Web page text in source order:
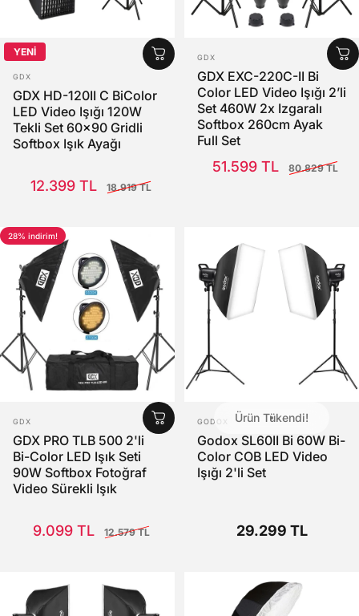
YENİ
SATICI:
GDX
GDX HD-120II C BiColor
LED Video Işığı 120W
Tekli Set 60x90 Gridli
Softbox Işık Ayağı
12.399 TL
18.919 TL
SATICI:
GDX
GDX EXC-220C-II Bi
Color LED Video Işığı 2’li
Set 460W 2x Izgaralı
Softbox 260cm Ayak
Full Set
51.599 TL
80.829 TL
28% indirim!
SATICI:
GDX
GDX PRO TLB 500 2'li
Bi-Color LED Işık Seti
90W Softbox Fotoğraf
Video Sürekli Işık
9.099 TL
12.579 TL
Ürün Tükendi!
SATICI:
GODOX
Godox SL60II Bi 60W Bi-
Color COB LED Video
Işığı 2'li Set
29.299 TL